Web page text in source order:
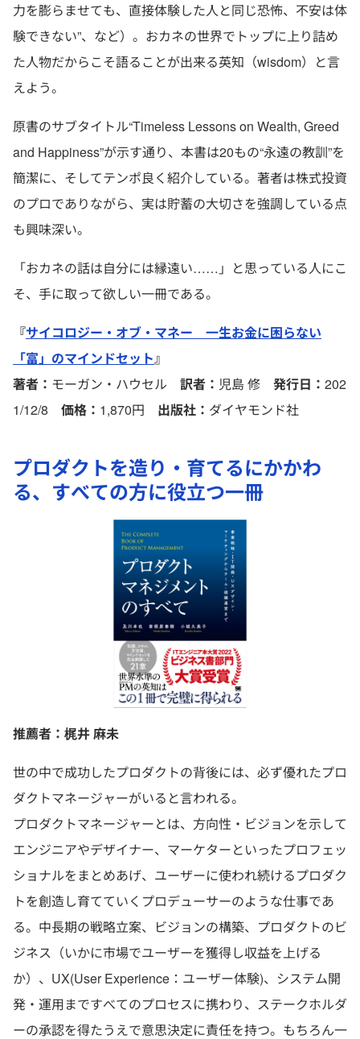
力を膨らませても、直接体験した人と同じ恐怖、不安は体
験できない”、など）。おカネの世界でトップに上り詰め
た人物だからこそ語ることが出来る英知（wisdom）と言
えよう。
原書のサブタイトル“Timeless Lessons on Wealth, Greed
and Happiness”が示す通り、本書は20もの“永遠の教訓”を
簡潔に、そしてテンポ良く紹介している。著者は株式投資
のプロでありながら、実は貯蓄の大切さを強調している点
も興味深い。
「おカネの話は自分には縁遠い……」と思っている人にこ
そ、手に取って欲しい一冊である。
『サイコロジー・オブ・マネー 一生お金に困らない
「富」のマインドセット』
著者： モーガン・ハウセル 訳者： 児島 修 発行日： 202
1/12/8 価格： 1,870円 出版社： ダイヤモンド社
プロダクトを造り・育てるにかかわ
る、すべての方に役立つ一冊
推薦者：梶井 麻未
世の中で成功したプロダクトの背後には、必ず優れたプロ
ダクトマネージャーがいると言われる。
プロダクトマネージャーとは、方向性・ビジョンを示して
エンジニアやデザイナー、マーケターといったプロフェッ
ショナルをまとめあげ、ユーザーに使われ続けるプロダク
トを創造し育てていくプロデューサーのような仕事であ
る。中長期の戦略立案、ビジョンの構築、プロダクトのビ
ジネス（いかに市場でユーザーを獲得し収益を上げる
か）、UX(User Experience：ユーザー体験)、システム開
発・運用まですべてのプロセスに携わり、ステークホルダ
ーの承認を得たうえで意思決定に責任を持つ。もちろん一